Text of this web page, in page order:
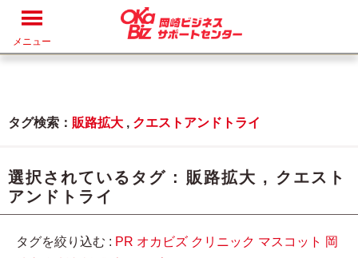
メニュー
タグ検索： 販路拡大 , クエストアンドトライ
選択されているタグ : 販路拡大 , クエスト
アンドトライ
タグを絞り込む : PR オカビズ クリニック マスコット 岡